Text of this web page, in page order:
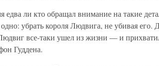
едва ли кто обращал внимание на такие
убрать короля Людвига, не убивая
все-таки ушел из жизни — и
Гуддена.